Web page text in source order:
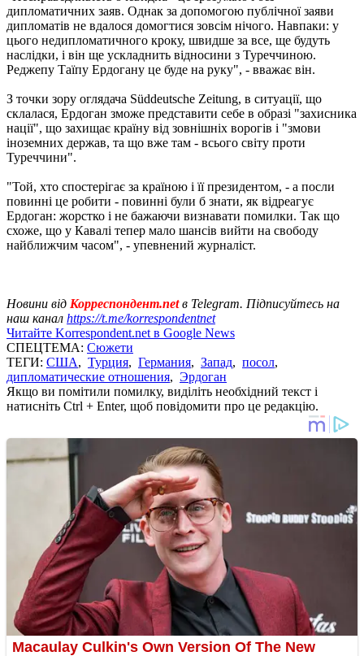
дипломатичних заяв. Однак за допомогою публічної заяви
дипломатів не вдалося домогтися зовсім нічого. Навпаки: у
цього недипломатичного кроку, швидше за все, ще будуть
наслідки, і він ще ускладнить відносини з Туреччиною.
Реджепу Таїпу Ердогану це буде на руку", - вважає він.
З точки зору оглядача Süddeutsche Zeitung, в ситуації, що
склалася, Ердоган зможе представити себе в образі "захисника
нації", що захищає країну від зовнішніх ворогів і "змови
іноземних держав, та що вже там - всього світу проти
Туреччини".
"Той, хто спостерігає за країною і її президентом, - а посли
повинні це робити - повинні були б знати, як відреагує
Ердоган: жорстко і не бажаючи визнавати помилки. Так що
схоже, що у Кавалі тепер мало шансів вийти на свободу
найближчим часом", - упевнений журналіст.
Новини від Корреспондент.netв Telegram. Підписуйтесь на
наш канал https://t.me/korrespondentnet
Читайте Korrespondent.net в Google News
СПЕЦТЕМА: Сюжети
ТЕГИ: США, Турция, Германия, Запад, посол,
дипломатические отношения, Эрдоган
Якщо ви помітили помилку, виділіть необхідний текст і
натисніть Ctrl + Enter, щоб повідомити про це редакцію.